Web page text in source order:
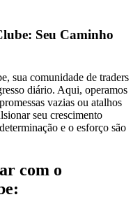
Seu Caminho
sua comunidade de traders
diário. Aqui, operamos
vazias ou atalhos
seu crescimento
e o esforço são
com o